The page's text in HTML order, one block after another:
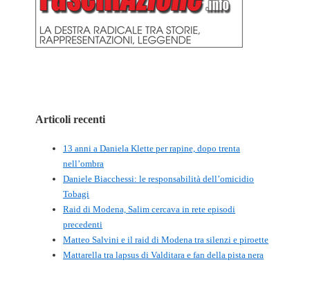
Articoli recenti
13 anni a Daniela Klette per rapine, dopo trenta
nell’ombra
Daniele Biacchessi: le responsabilità dell’omicidio
Tobagi
Raid di Modena, Salim cercava in rete episodi
precedenti
Matteo Salvini e il raid di Modena tra silenzi e piroette
Mattarella tra lapsus di Valditara e fan della pista nera